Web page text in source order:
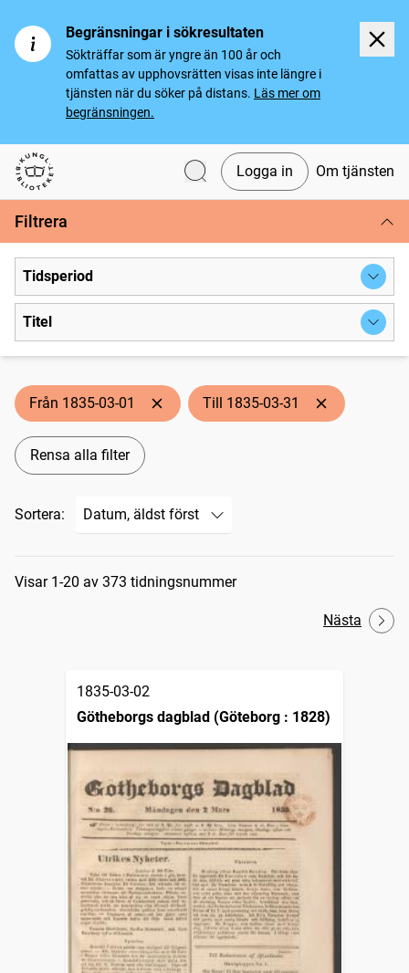
Begränsningar i sökresultaten
Sökträffar som är yngre än 100 år och
omfattas av upphovsrätten visas inte längre i
tjänsten när du söker på distans. Läs mer om
begränsningen.
Svenska tidningar
Logga in Om tjänsten
Filtrera
Tidsperiod
Titel
Från 1835-03-01 Till 1835-03-31
Rensa alla filter
Sortera:
Sökresultat
Visar 1-20 av 373 tidningsnummer
Nästa
1835-03-02
Götheborgs dagblad (Göteborg : 1828)